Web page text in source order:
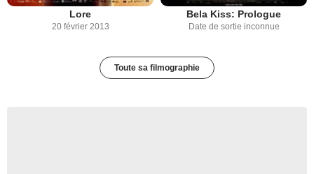
Lore
20 février 2013
Bela Kiss: Prologue
Date de sortie inconnue
Toute sa filmographie